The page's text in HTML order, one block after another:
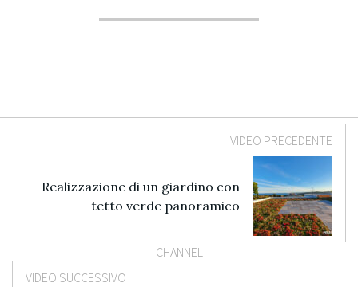
VIDEO PRECEDENTE
Realizzazione di un giardino con
tetto verde panoramico
CHANNEL
VIDEO SUCCESSIVO